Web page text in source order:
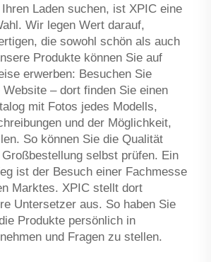
Laden suchen, ist XPIC eine
Wir legen Wert darauf,
die sowohl schön als auch
Produkte können Sie auf
erwerben: Besuchen Sie
– dort finden Sie einen
mit Fotos jedes Modells,
und der Möglichkeit,
So können Sie die Qualität
selbst prüfen. Ein
ist der Besuch einer Fachmesse
Marktes. XPIC stellt dort
Untersetzer aus. So haben Sie
Produkte persönlich in
und Fragen zu stellen.